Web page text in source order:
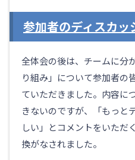
参加者のディスカッ
全体会の後は、チームに分
り組み」について参加者の
ていただきました。内容に
きないのですが、「もっと
しい」とコメントをいただ
換がなされました。